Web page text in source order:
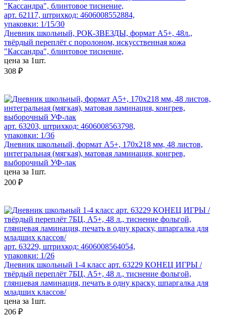
арт. 62117, штрихкод: 4606008552884,
упаковки: 1/15/30
Дневник школьный, РОК-ЗВЕЗДЫ, формат А5+, 48л.,
твёрдый переплёт с поролоном, искусственная кожа
"Кассандра", блинтовое тиснение,
цена за 1шт.
308 ₽
арт. 63203, штрихкод: 4606008563798,
упаковки: 1/36
Дневник школьный, формат А5+, 170х218 мм, 48 листов,
интегральная (мягкая), матовая ламинация, конгрев,
выборочный УФ-лак
цена за 1шт.
200 ₽
арт. 63229, штрихкод: 4606008564054,
упаковки: 1/26
Дневник школьный 1-4 класс арт. 63229 КОНЕЦ ИГРЫ /
твёрдый переплёт 7БЦ, А5+, 48 л., тиснение фольгой,
глянцевая ламинация, печать в одну краску, шпаргалка для
младших классов/
цена за 1шт.
206 ₽